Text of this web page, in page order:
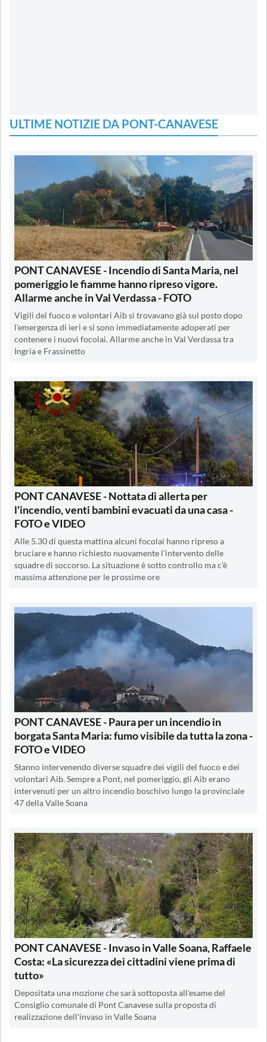
ULTIME NOTIZIE DA PONT-CANAVESE
PONT CANAVESE - Incendio di Santa Maria, nel
pomeriggio le fiamme hanno ripreso vigore.
Allarme anche in Val Verdassa - FOTO
Vigili del fuoco e volontari Aib si trovavano già sul posto dopo
l'emergenza di ieri e si sono immediatamente adoperati per
contenere i nuovi focolai. Allarme anche in Val Verdassa tra
Ingria e Frassinetto
PONT CANAVESE - Nottata di allerta per
l'incendio, venti bambini evacuati da una casa -
FOTO e VIDEO
Alle 5.30 di questa mattina alcuni focolai hanno ripreso a
bruciare e hanno richiesto nuovamente l'intervento delle
squadre di soccorso. La situazione è sotto controllo ma c'è
massima attenzione per le prossime ore
PONT CANAVESE - Paura per un incendio in
borgata Santa Maria: fumo visibile da tutta la zona -
FOTO e VIDEO
Stanno intervenendo diverse squadre dei vigili del fuoco e dei
volontari Aib. Sempre a Pont, nel pomeriggio, gli Aib erano
intervenuti per un altro incendio boschivo lungo la provinciale
47 della Valle Soana
PONT CANAVESE - Invaso in Valle Soana, Raffaele
Costa: «La sicurezza dei cittadini viene prima di
tutto»
Depositata una mozione che sarà sottoposta all'esame del
Consiglio comunale di Pont Canavese sulla proposta di
realizzazione dell'invaso in Valle Soana